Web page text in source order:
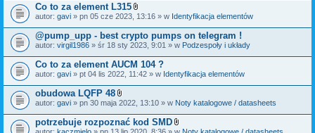
Co to za element L315
Z
ł
ą
c
z
n
i
autor: gavi » pn 05 cze 2023, 13:16 » w Identyfikacja elementów
@pump_upp - best crypto pumps on telegram !
autor: virgil1986 » śr 18 sty 2023, 9:01 » w Podzespoły i układy
Co to za element AUCM 104 ?
autor: gavi » pt 04 lis 2022, 11:42 » w Identyfikacja elementów
obudowa LQFP 48
Z
ł
ą
autor: gavi » pn 30 maja 2022, 13:10 » w Noty katalogowe / datasheets
potrzebuje rozpoznać kod SMD
Z
autor: kaczmielo » pn 13 lip 2020, 8:36 » w Noty katalogowe / datasheets